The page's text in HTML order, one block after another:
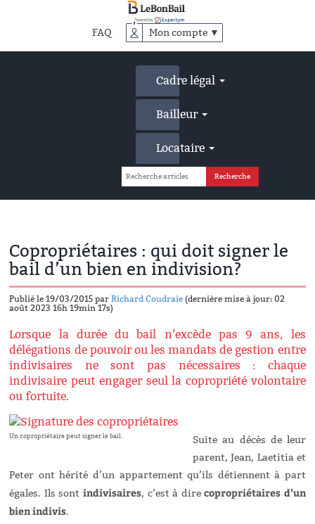
FAQ Mon compte ▼
Cadre légal
Bailleur
Locataire
Copropriétaires : qui doit signer le
bail d’un bien en indivision?
Publié le 19/03/2015 parRichard Coudraie (dernière mise à jour: 02
août 2023 16h 19min 17s)
Lorsque la durée du bail n’excède pas 9 ans, les
délégations de pouvoir ou les mandats de gestion entre
indivisaires ne sont pas nécessaires : chaque
indivisaire peut engager seul la copropriété volontaire
ou fortuite.
Un copropriétaire peut signer le bail.
Suite au décès de leur
parent, Jean, Laetitia et
Peter ont hérité d’un appartement qu’ils détiennent à part
égales. Ils sont indivisaires, c’est à direcopropriétaires d’un
bien indivis.